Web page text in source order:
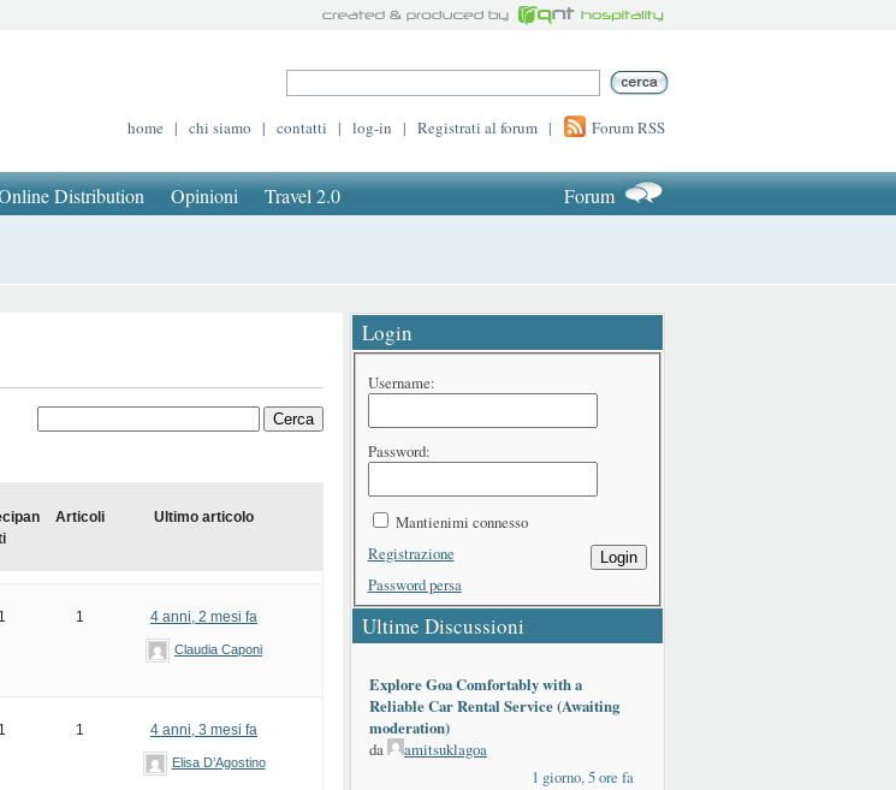
home | chi siamo | contatti | log-in | Registrati al forum | Forum RSS
Distribution Opinioni Travel 2.0 Forum
Articoli Ultimo articolo
1 1 4 anni, 2 mesi fa
Claudia Caponi
1 1 4 anni, 3 mesi fa
Elisa D’Agostino
Login
Username:
Password:
Mantienimi connesso
Login
Registrazione
Password persa
Ultime Discussioni
Explore Goa Comfortably with a
Reliable Car Rental Service (Awaiting
moderation)
da
amitsuklagoa
1 giorno, 5 ore fa